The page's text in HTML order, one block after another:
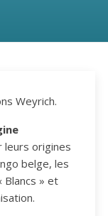
Weyrich.
origines
belge, les
Blancs » et